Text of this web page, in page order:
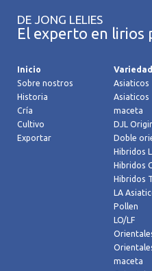
DE JONG LELIES
El experto en lirios
Inicio
Sobre nostros
Historia
Cría
Cultivo
Exportar
Asiaticos
Asiaticos
maceta
DJL
Doble
Hibridos
Hibridos
Hibridos
LA
Pollen
LO/LF
maceta